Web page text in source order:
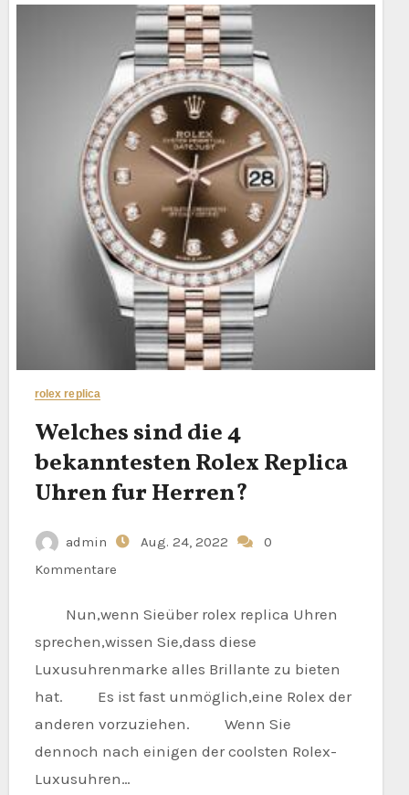
rolex replica
Welches sind die 4
bekanntesten Rolex Replica
Uhren fur Herren?
admin Aug. 24, 2022
0
Kommentare
Nun,wenn Sieüber rolex replica Uhren
sprechen,wissen Sie,dass diese
Luxusuhrenmarke alles Brillante zu bieten
hat. Es ist fast unmöglich,eine Rolex der
anderen vorzuziehen. Wenn Sie
dennoch nach einigen der coolsten Rolex-
Luxusuhren…